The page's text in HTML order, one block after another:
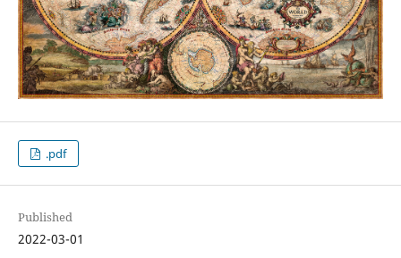
.pdf
Published
2022-03-01